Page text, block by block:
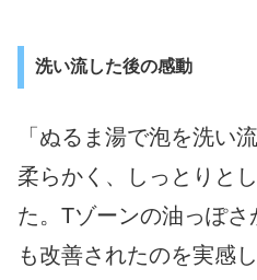
洗い流した後の感動
「ぬるま湯で泡を洗い
柔らかく、しっとりと
た。Tゾーンの油っぽ
も改善されたのを実感